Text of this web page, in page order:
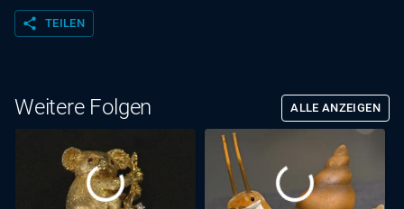
share TEILEN
Weitere Folgen ALLE ANZEIGEN